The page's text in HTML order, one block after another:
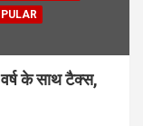
के साथ टैक्स,